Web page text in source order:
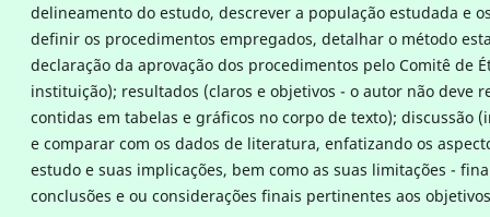
delineamento do estudo, descrever a população estudada e
definir os procedimentos empregados, detalhar o método
declaração da aprovação dos procedimentos pelo Comitê de
instituição); resultados (claros e objetivos - o autor não deve
contidas em tabelas e gráficos no corpo de texto); discussão
e comparar com os dados de literatura, enfatizando os
estudo e suas implicações, bem como as suas limitações -
conclusões e ou considerações finais pertinentes aos